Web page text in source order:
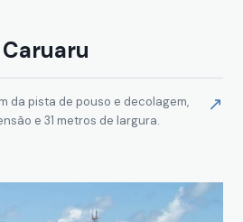
da pista de pouso e decolagem,
e 31 metros de largura.
↗